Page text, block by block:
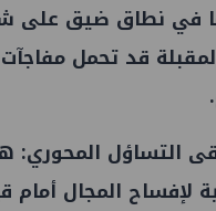
في نطاق ضيق على
المقبلة قد تحمل
التساؤل المحوري:
لإفساح المجال